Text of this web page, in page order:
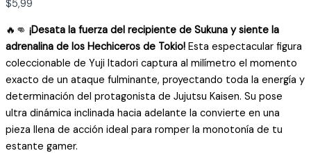
$5,99
🔥👊 ¡Desata la fuerza del recipiente de Sukuna y siente la
adrenalina de los Hechiceros de Tokio! Esta espectacular figura
coleccionable de Yuji Itadori captura al milímetro el momento
exacto de un ataque fulminante, proyectando toda la energía y
determinación del protagonista de Jujutsu Kaisen. Su pose
ultra dinámica inclinada hacia adelante la convierte en una
pieza llena de acción ideal para romper la monotonía de tu
estante gamer.